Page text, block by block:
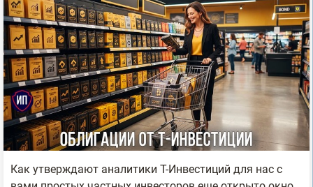
Как утверждают аналитики Т-Инвестиций для нас с